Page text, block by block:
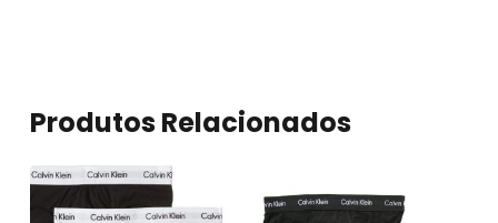
Produtos Relacionados